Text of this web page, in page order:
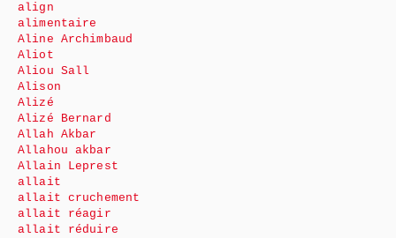
align
alimentaire
Aline Archimbaud
Aliot
Aliou Sall
Alison
Alizé
Alizé Bernard
Allah Akbar
Allahou akbar
Allain Leprest
allait
allait cruchement
allait réagir
allait réduire